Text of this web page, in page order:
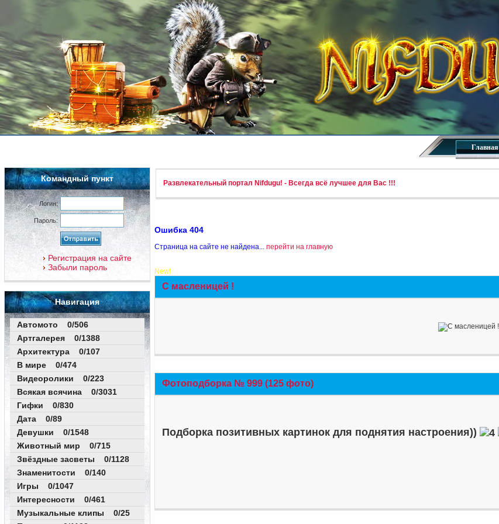
Главная
Командный пункт
Логин:
Пароль:
Регистрация на сайте
Забыли пароль
Навигация
Автомото 0/506
Артгалерея 0/1388
Архитектура 0/107
В мире 0/474
Видеоролики 0/223
Всякая всячина 0/3031
Гифки 0/830
Дата 0/89
Девушки 0/1548
Животный мир 0/715
Звёздные засветы 0/1128
Знаменитости 0/140
Игры 0/1047
Интересности 0/461
Музыкальные клипы 0/25
Развлекательный портал Nifdugu! - Всегда всё лучшее для Вас !!!
Ошибка 404
Страница на сайте не найдена... перейти на главную
New!
С масленицей !
Фотоподборка № 999 (125 фото)
Подборка позитивных картинок для поднятия настроения))